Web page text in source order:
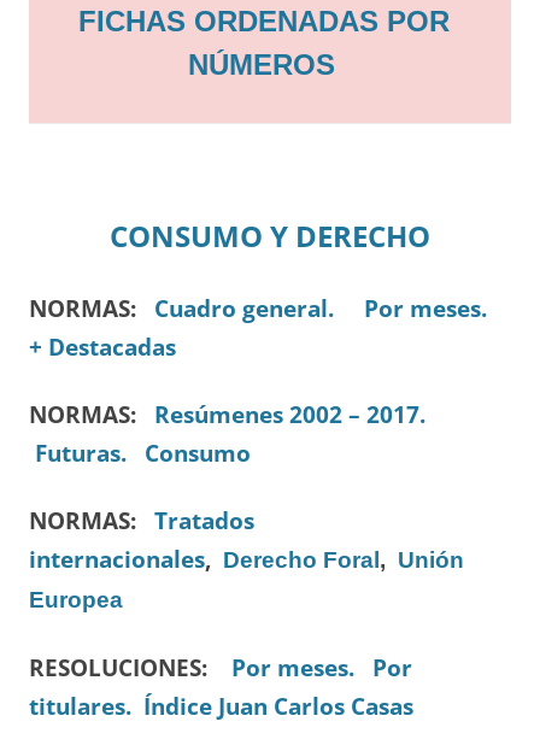
FICHAS ORDENADAS POR
NÚMEROS
CONSUMO Y DERECHO
NORMAS: Cuadro general.
Por meses.
+ Destacadas
NORMAS: Resúmenes 2002 – 2017.
Futuras.
Consumo
NORMAS: Tratados
internacionales, Derecho Foral, Unión
Europea
RESOLUCIONES: Por meses.
Por
titulares. Índice Juan Carlos Casas